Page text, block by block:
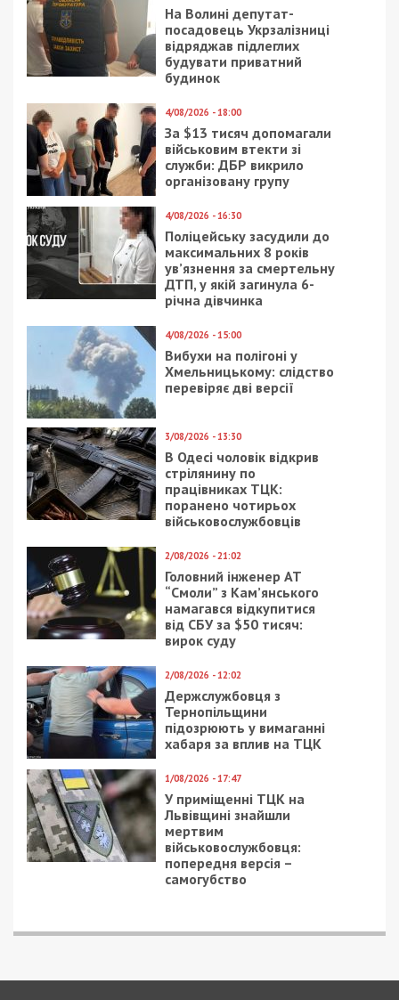
На Волині депутат-
посадовець Укрзалізниці
відряджав підлеглих
будувати приватний
будинок
4/08/2026 - 18:00
За $13 тисяч допомагали
військовим втекти зі
служби: ДБР викрило
організовану групу
4/08/2026 - 16:30
Поліцейську засудили до
максимальних 8 років
ув’язнення за смертельну
ДТП, у якій загинула 6-
річна дівчинка
4/08/2026 - 15:00
Вибухи на полігоні у
Хмельницькому: слідство
перевіряє дві версії
3/08/2026 - 13:30
В Одесі чоловік відкрив
стрілянину по
працівниках ТЦК:
поранено чотирьох
військовослужбовців
2/08/2026 - 21:02
Головний інженер АТ
“Смоли” з Кам’янського
намагався відкупитися
від СБУ за $50 тисяч:
вирок суду
2/08/2026 - 12:02
Держслужбовця з
Тернопільщини
підозрюють у вимаганні
хабаря за вплив на ТЦК
1/08/2026 - 17:47
У приміщенні ТЦК на
Львівщині знайшли
мертвим
військовослужбовця:
попередня версія –
самогубство